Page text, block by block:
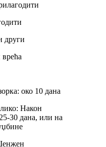
други
око 10 дана
Након
30 дана, или на